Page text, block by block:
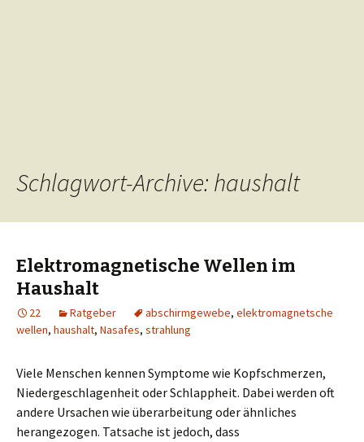
Schlagwort-Archive: haushalt
Elektromagnetische Wellen im
Haushalt
22 Ratgeber abschirmgewebe, elektromagnetsche
wellen, haushalt, Nasafes, strahlung
Viele Menschen kennen Symptome wie Kopfschmerzen,
Niedergeschlagenheit oder Schlappheit. Dabei werden oft
andere Ursachen wie überarbeitung oder ähnliches
herangezogen. Tatsache ist jedoch, dass